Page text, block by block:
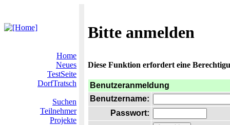
Bitte anmelden
Home
Neues
TestSeite
DorfTratsch
Suchen
Teilnehmer
Projekte
Diese Funktion erfordert eine
Benutzeranmeldung
Benutzername:
Passwort: